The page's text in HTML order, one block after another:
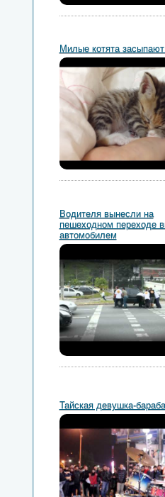
Милые котята
Водителя вынесли на
пешеходном переходе
автомобилем
Тайская девушка-